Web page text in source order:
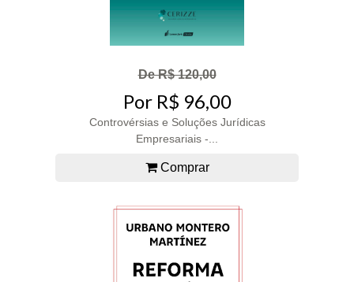
De R$ 120,00
Por R$ 96,00
Controvérsias e Soluções Jurídicas
Empresariais -...
Comprar